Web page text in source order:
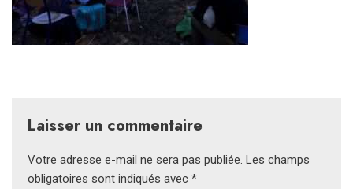
Laisser un commentaire
Votre adresse e-mail ne sera pas publiée. Les champs
obligatoires sont indiqués avec *